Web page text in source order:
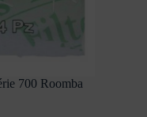
700 Roomba